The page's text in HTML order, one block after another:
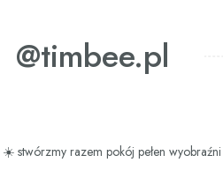
@timbee.pl
☀️ stwórzmy razem pokój pełen wyobraźni